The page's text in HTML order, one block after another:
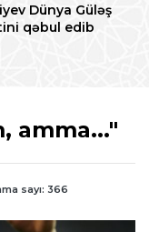
Dünya Güləş
qəbul edib
amma..."
sayı: 366